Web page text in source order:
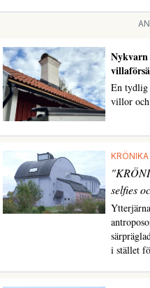
Nykvarn
En tydlig
villor och
KRÖNIKA
selfies
i stället